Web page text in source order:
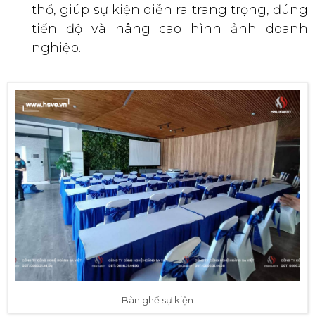
thổ, giúp sự kiện diễn ra trang trọng, đúng
tiến độ và nâng cao hình ảnh doanh
nghiệp.
Bàn ghế sự kiện